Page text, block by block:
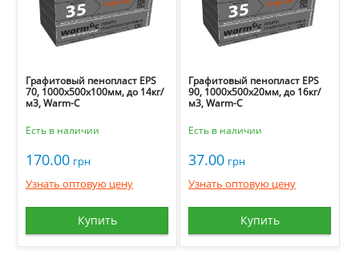
Графитовый пенопласт EPS
70, 1000х500х100мм, до 14кг/
м3, Warm-C
Есть в наличии
170.00 грн
Узнать оптовую цену
Купить
Графитовый пенопласт EPS
90, 1000х500х20мм, до 16кг/
м3, Warm-C
Есть в наличии
37.00 грн
Узнать оптовую цену
Купить